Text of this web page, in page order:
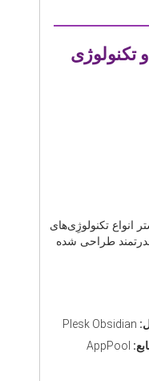
مجهز به دیسک NVMe و تکنولوژی
انواع تکنولوژِی‌های
طراحی شده
AppPool